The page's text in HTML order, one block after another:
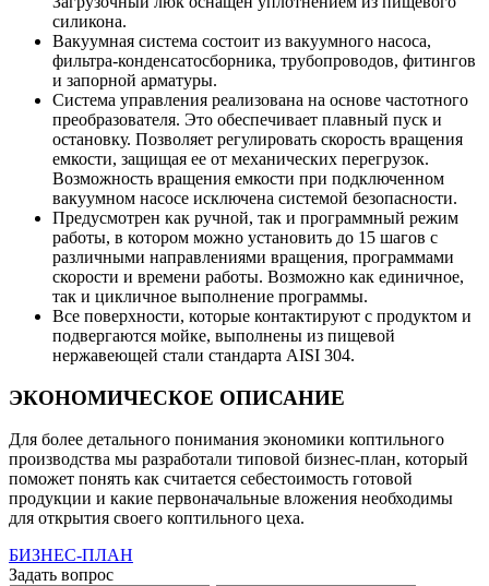
силикона.
Вакуумная система состоит из вакуумного насоса,
фильтра-конденсатосборника, трубопроводов, фитингов
и запорной арматуры.
Система управления реализована на основе частотного
преобразователя. Это обеспечивает плавный пуск и
остановку. Позволяет регулировать скорость вращения
емкости, защищая ее от механических перегрузок.
Возможность вращения емкости при подключенном
вакуумном насосе исключена системой безопасности.
Предусмотрен как ручной, так и программный режим
работы, в котором можно установить до 15 шагов с
различными направлениями вращения, программами
скорости и времени работы. Возможно как единичное,
так и цикличное выполнение программы.
Все поверхности, которые контактируют с продуктом и
подвергаются мойке, выполнены из пищевой
нержавеющей стали стандарта AISI 304.
ЭКОНОМИЧЕСКОЕ ОПИСАНИЕ
Для более детального понимания экономики коптильного
производства мы разработали типовой бизнес-план, который
поможет понять как считается себестоимость готовой
продукции и какие первоначальные вложения необходимы
для открытия своего коптильного цеха.
БИЗНЕС-ПЛАН
Задать вопрос